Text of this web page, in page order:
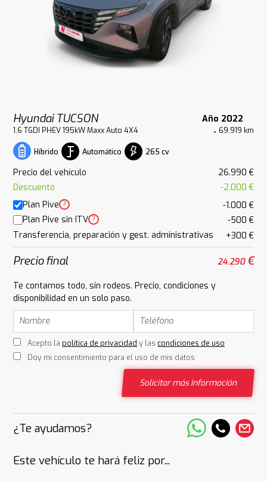
Hyundai TUCSON Año 2022
1.6 TGDI PHEV 195kW Maxx Auto 4X4 69.919 km
Híbrido Automático 265 cv
Precio del vehículo
26.990 €
Descuento
-2.000 €
Plan Pive ?
-1.000 €
Plan Pive sin ITV ?
-500 €
Transferencia, preparación y gest. administrativas
+300 €
Precio final 24.290€
Te contamos todo, sin rodeos. Precio, condiciones y
disponibilidad en un solo paso.
Acepto la política de privacidad y las condiciones de uso
Doy mi consentimiento para el uso de mis datos
Solicitar más información
¿Te ayudamos?
Este vehículo te hará feliz por...